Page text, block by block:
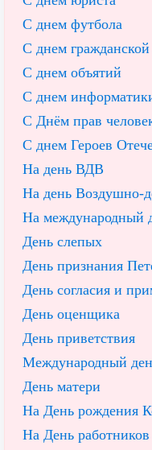
С днем футбола
С днем
С днем объятий
С днем
С Днём прав
С днем Героев
На день ВДВ
На день Воздушно-
На международный
День слепых
День признания
День согласия и
День оценщика
День приветствия
Международный
День матери
На День рождения
На День работников